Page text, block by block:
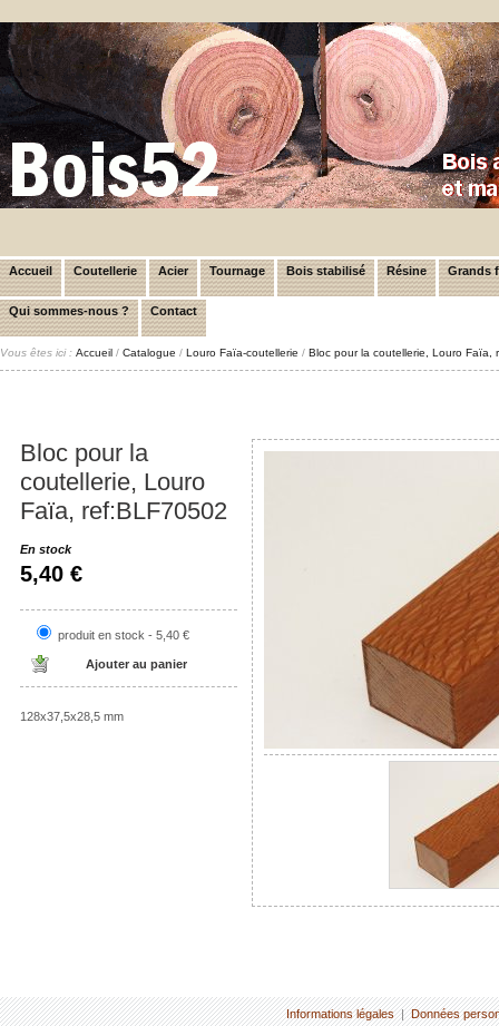
Accueil Coutellerie Acier Tournage Bois stabilisé Résine Grands
Qui sommes-nous ? Contact
Vous êtes ici : Accueil / Catalogue / Louro Faïa-coutellerie / Bloc pour la coutellerie, Louro Faïa,
Bloc pour la
coutellerie, Louro
Faïa, ref:BLF70502
En stock
5,40 €
produit en stock - 5,40 €
128x37,5x28,5 mm
Informations légales | Données